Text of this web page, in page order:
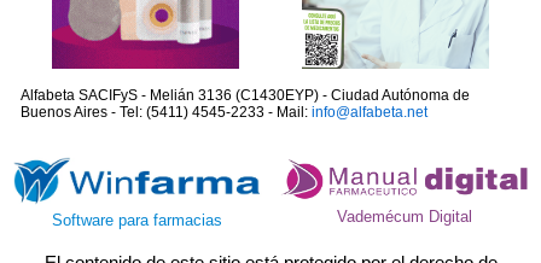
Alfabeta SACIFyS - Melián 3136 (C1430EYP) - Ciudad Autónoma de
Buenos Aires - Tel: (5411) 4545-2233 - Mail: info@alfabeta.net
Software para farmacias Vademécum Digital